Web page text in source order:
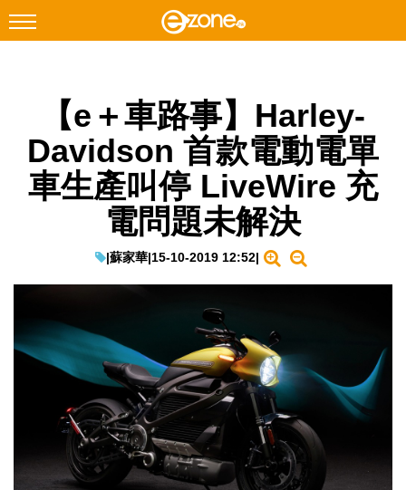
Facebook Instagram
科技焦點
網絡生活
EduTech
IT Times
生成式AI與雲端應用
Enterprise Digital Transformation
【e＋車路事】Harley-
Davidson 首款電動電單
車生產叫停 LiveWire 充
電問題未解決
|蘇家華|15-10-2019 12:52|